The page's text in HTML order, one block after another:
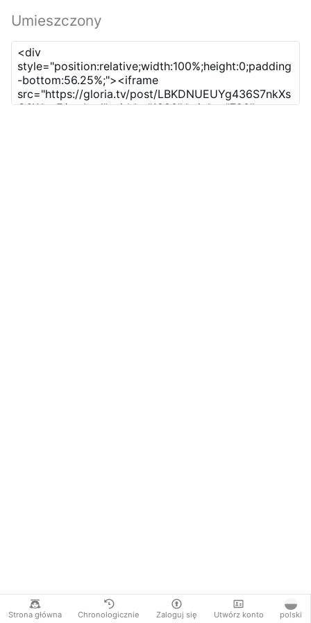
Strona główna Chronologicznie Zaloguj się Utwórz konto polski
Umieszczony